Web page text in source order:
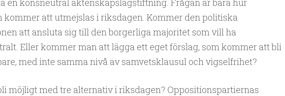
en könsneutral äktenskapslagstiftning. Frågan är bara hur
kommer att utmejslas i riksdagen. Kommer den politiska
att ansluta sig till den borgerliga majoritet som vill ha
Eller kommer man att lägga ett eget förslag, som kommer att bli
med inte samma nivå av samvetsklausul och vigselfrihet?
möjligt med tre alternativ i riksdagen? Oppositionspartiernas